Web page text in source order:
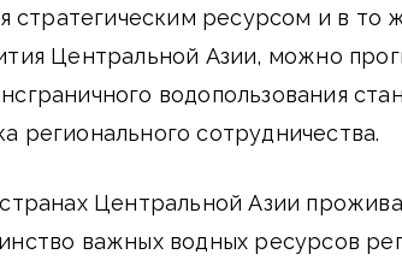
стратегическим ресурсом и в то
Центральной Азии, можно
водопользования
регионального сотрудничества.
Центральной Азии
важных водных ресурсов